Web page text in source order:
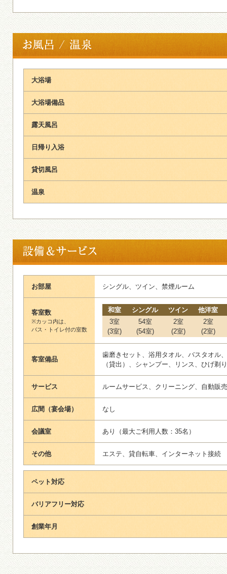
大浴場
大浴場備品
露天風呂
日帰り入浴
貸切風呂
温泉
お部屋 シングル、ツイン、禁煙ルーム
客室数
※カッコ内は、
バス・トイレ付の室数
和室 シングル ツイン
他洋室
3室
(3室)
54室
(54室)
2室
(2室)
2室
(2室)
客室備品
歯磨きセット、浴用タオル、バスタオル
（貸出）、シャンプー、リンス、ひげ剃り
サービス ルームサービス、クリーニング、自動販
広間（宴会場） なし
会議室 あり（最大ご利用人数：35名）
その他 エステ、貸自転車、インターネット接続
ペット対応
バリアフリー対応
創業年月